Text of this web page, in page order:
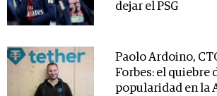
dejar el PSG
Paolo Ardoino,
Forbes: el quiebre
popularidad en la